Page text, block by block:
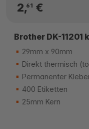
2,61 €
Brother DK-
29mm x 90mm
Direkt thermisch
Permanenter
400 Etiketten
25mm Kern